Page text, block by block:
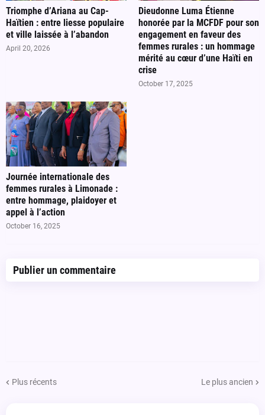
Triomphe d’Ariana au Cap-
Haïtien : entre liesse populaire
et ville laissée à l’abandon
April 20, 2026
Dieudonne Luma Étienne
honorée par la MCFDF pour son
engagement en faveur des
femmes rurales : un hommage
mérité au cœur d’une Haïti en
crise
October 17, 2025
Journée internationale des
femmes rurales à Limonade :
entre hommage, plaidoyer et
appel à l’action
October 16, 2025
Publier un commentaire
Plus récents Le plus ancien